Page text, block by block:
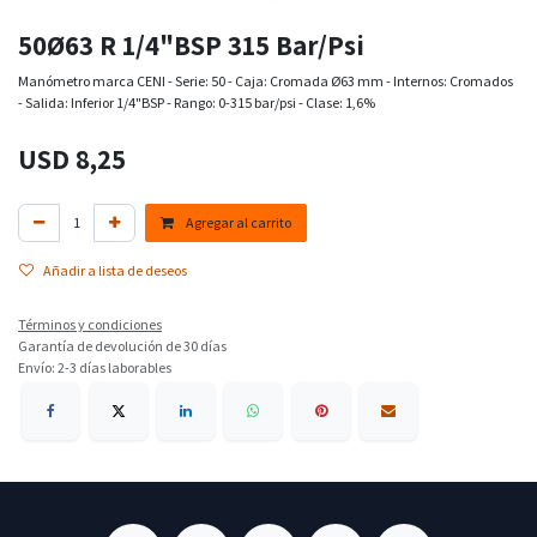
50Ø63 R 1/4"BSP 315 Bar/Psi
Manómetro marca CENI - Serie: 50 - Caja: Cromada Ø63 mm - Internos: Cromados
- Salida: Inferior 1/4"BSP - Rango: 0-315 bar/psi - Clase: 1,6%
USD 8,25
Agregar al carrito
Añadir a lista de deseos
Términos y condiciones
Garantía de devolución de 30 días
Envío: 2-3 días laborables